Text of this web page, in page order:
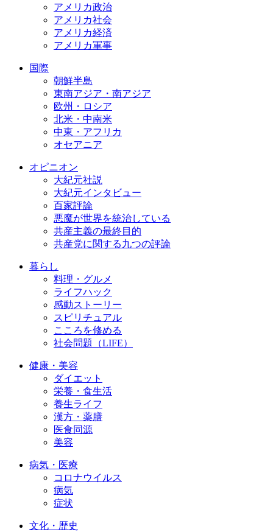
アメリカ政治
アメリカ社会
アメリカ経済
アメリカ軍事
国際
朝鮮半島
東南アジア・南アジア
欧州・ロシア
北米・中南米
中東・アフリカ
オセアニア
オピニオン
大紀元社説
大紀元インタビュー
百家評論
悪魔が世界を統治している
共産主義の最終目的
共産党に関する九つの評論
暮らし
料理・グルメ
ライフハック
感動ストーリー
スピリチュアル
こころを修める
社会問題（LIFE）
健康・美容
ダイエット
栄養・食生活
養生ライフ
漢方・薬膳
医食同源
美容
病気・医療
コロナウイルス
病気
症状
文化・歴史